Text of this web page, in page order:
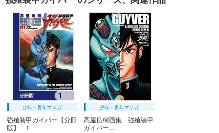
少年・青年マンガ
強殖装甲ガイバー【分冊
版】 1
少年・青年マンガ
高屋良樹画集 強殖装甲
ガイバー...